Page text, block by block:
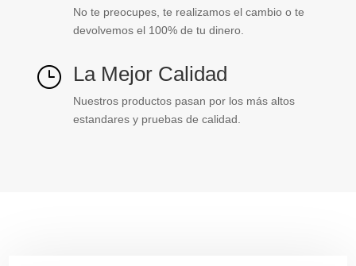
No te preocupes, te realizamos el cambio o te
devolvemos el 100% de tu dinero.
} La Mejor Calidad
Nuestros productos pasan por los más altos
estandares y pruebas de calidad.